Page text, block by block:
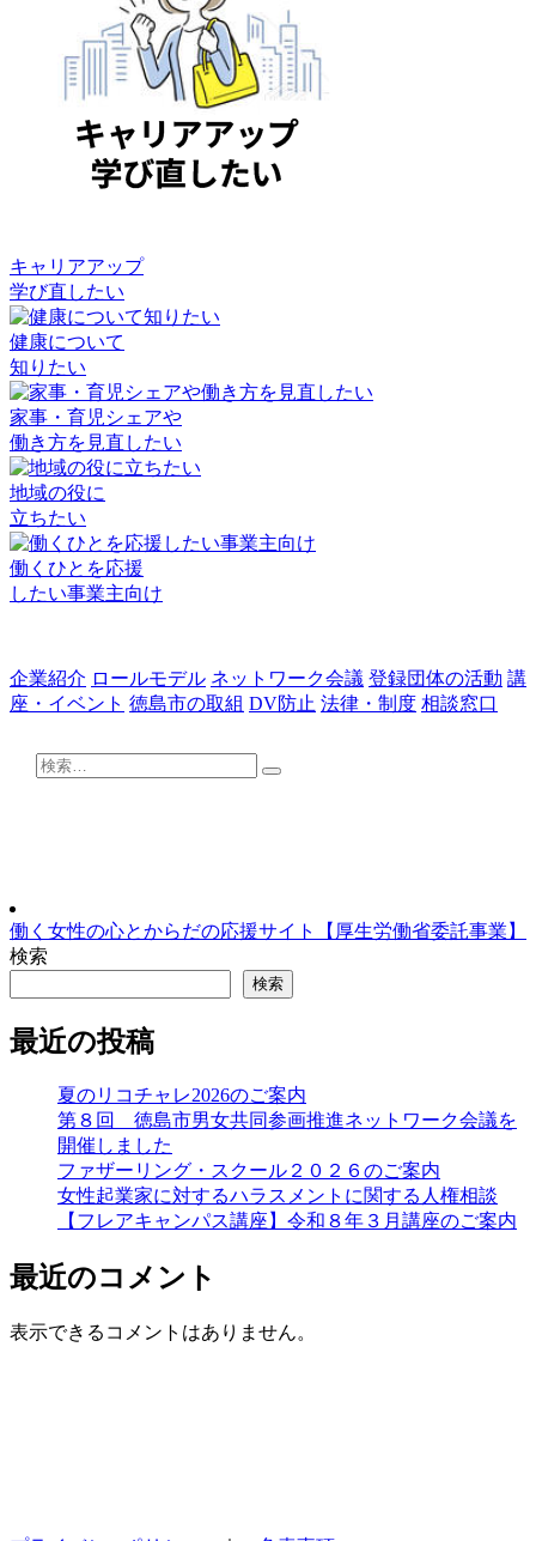
キャリアアップ
学び直したい
健康について
知りたい
家事・育児シェアや
働き方を見直したい
地域の役に
立ちたい
働くひとを応援
したい事業主向け
企業紹介 ロールモデル ネットワーク会議 登録団体の活動 講
座・イベント 徳島市の取組 DV防止 法律・制度 相談窓口
検
検
働く女性の心とからだの応援サイト【厚生労働省委託事業】
検索
検索
最近の投稿
夏のリコチャレ2026のご案内
第８回 徳島市男女共同参画推進ネットワーク会議を
開催しました
ファザーリング・スクール２０２６のご案内
女性起業家に対するハラスメントに関する人権相談
【フレアキャンパス講座】令和８年３月講座のご案内
最近のコメント
表示できるコメントはありません。